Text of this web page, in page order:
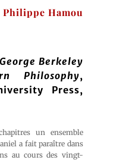
Hamou
George Berkeley
Philosophy,
Press,
un ensemble
a fait paraître dans
au cours des vingt-